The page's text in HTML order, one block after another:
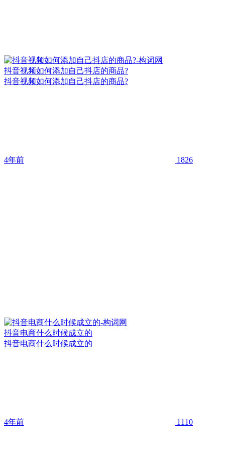
抖音视频如何添加自己抖店的商品?
抖音视频如何添加自己抖店的商品?
4年前 1826
抖音电商什么时候成立的
抖音电商什么时候成立的
4年前 1110